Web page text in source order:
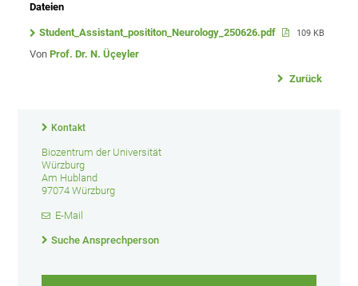
Dateien
Student_Assistant_posititon_Neurology_250626.pdf 109 KB
VonProf. Dr. N. Üçeyler
Zurück
Kontakt
Biozentrum der Universität
Würzburg
Am Hubland
97074 Würzburg
E-Mail
Suche Ansprechperson